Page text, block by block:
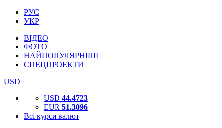
РУС
УКР
ВІДЕО
ФОТО
НАЙПОПУЛЯРНІШІ
СПЕЦПРОЕКТИ
USD
USD 44.4723
EUR 51.3096
Всі курси валют